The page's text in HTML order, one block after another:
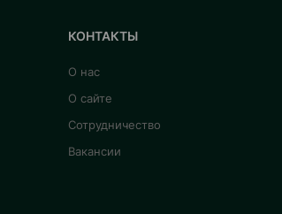
КОНТАКТЫ
О нас
О сайте
Сотрудничество
Вакансии